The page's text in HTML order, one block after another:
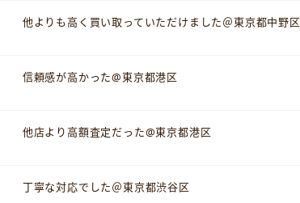
他よりも高く買い取っていただけました＠東京都中野区
信頼感が高かった@東京都港区
他店より高額査定だった@東京都港区
丁寧な対応でした＠東京都渋谷区